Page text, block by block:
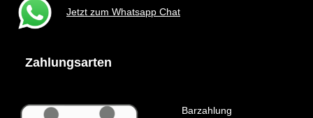
Jetzt zum Whatsapp Chat
Zahlungsarten
Barzahlung